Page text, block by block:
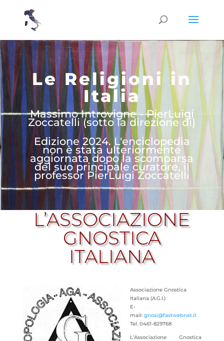
Le Religioni in
Italia
Massimo Introvigne - PierLuigi
Zoccatelli (sotto la direzione di)
Edizione 2024. L'enciclopedia
non è stata ulteriormente
aggiornata dopo la scomparsa
del suo principale curatore, il
professor PierLuigi Zoccatelli
L’ASSOCIAZIONE
GNOSTICA
ITALIANA
Associazione Gnostica
Italiana (A.G.I.)
E-
mail:gnosi@fastwebnet.it
Tel. 0461-829768
L’Associazione Gnostica